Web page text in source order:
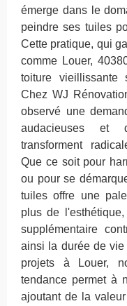
émerge dans le
peindre ses tuiles
Cette pratique, qui
comme Louer,
toiture vieillissante
Chez WJ
observé une
audacieuses et
transforment
Que ce soit pour
ou pour se
tuiles offre une
plus de
supplémentaire
ainsi la durée de
projets à Louer,
tendance permet à
ajoutant de la